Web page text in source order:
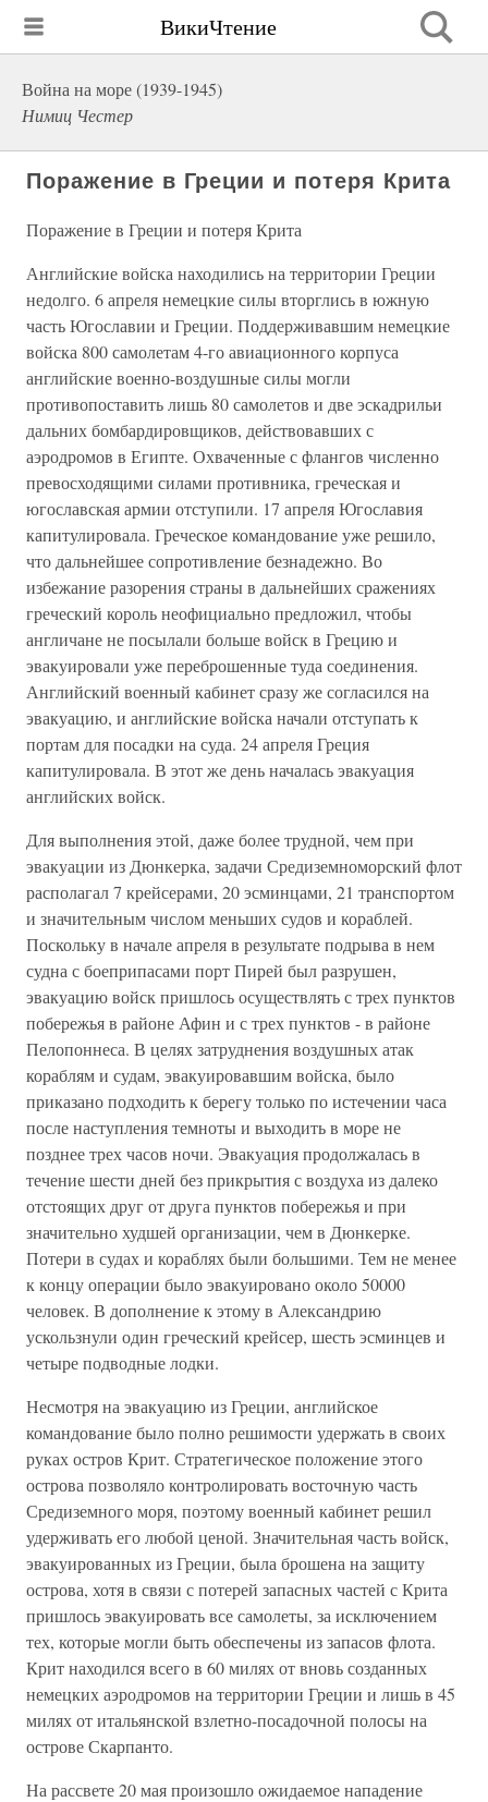
ВикиЧтение
Война на море (1939-1945)
Нимиц Честер
Поражение в Греции и потеря Крита
Поражение в Греции и потеря Крита
Английские войска находились на территории Греции
недолго. 6 апреля немецкие силы вторглись в южную
часть Югославии и Греции. Поддерживавшим немецкие
войска 800 самолетам 4-го авиационного корпуса
английские военно-воздушные силы могли
противопоставить лишь 80 самолетов и две эскадрильи
дальних бомбардировщиков, действовавших с
аэродромов в Египте. Охваченные с флангов численно
превосходящими силами противника, греческая и
югославская армии отступили. 17 апреля Югославия
капитулировала. Греческое командование уже решило,
что дальнейшее сопротивление безнадежно. Во
избежание разорения страны в дальнейших сражениях
греческий король неофициально предложил, чтобы
англичане не посылали больше войск в Грецию и
эвакуировали уже переброшенные туда соединения.
Английский военный кабинет сразу же согласился на
эвакуацию, и английские войска начали отступать к
портам для посадки на суда. 24 апреля Греция
капитулировала. В этот же день началась эвакуация
английских войск.
Для выполнения этой, даже более трудной, чем при
эвакуации из Дюнкерка, задачи Средиземноморский флот
располагал 7 крейсерами, 20 эсминцами, 21 транспортом
и значительным числом меньших судов и кораблей.
Поскольку в начале апреля в результате подрыва в нем
судна с боеприпасами порт Пирей был разрушен,
эвакуацию войск пришлось осуществлять с трех пунктов
побережья в районе Афин и с трех пунктов - в районе
Пелопоннеса. В целях затруднения воздушных атак
кораблям и судам, эвакуировавшим войска, было
приказано подходить к берегу только по истечении часа
после наступления темноты и выходить в море не
позднее трех часов ночи. Эвакуация продолжалась в
течение шести дней без прикрытия с воздуха из далеко
отстоящих друг от друга пунктов побережья и при
значительно худшей организации, чем в Дюнкерке.
Потери в судах и кораблях были большими. Тем не менее
к концу операции было эвакуировано около 50000
человек. В дополнение к этому в Александрию
ускользнули один греческий крейсер, шесть эсминцев и
четыре подводные лодки.
Несмотря на эвакуацию из Греции, английское
командование было полно решимости удержать в своих
руках остров Крит. Стратегическое положение этого
острова позволяло контролировать восточную часть
Средиземного моря, поэтому военный кабинет решил
удерживать его любой ценой. Значительная часть войск,
эвакуированных из Греции, была брошена на защиту
острова, хотя в связи с потерей запасных частей с Крита
пришлось эвакуировать все самолеты, за исключением
тех, которые могли быть обеспечены из запасов флота.
Крит находился всего в 60 милях от вновь созданных
немецких аэродромов на территории Греции и лишь в 45
милях от итальянской взлетно-посадочной полосы на
острове Скарпанто.
На рассвете 20 мая произошло ожидаемое нападение